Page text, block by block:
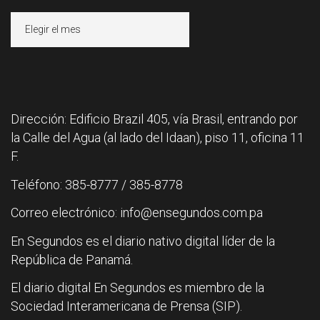
Dirección: Edificio Brazil 405, vía Brasil, entrando por
la Calle del Agua (al lado del Idaan), piso 11, oficina 11
F.
Teléfono: 385-8777 / 385-8778
Correo electrónico: info@ensegundos.com.pa
En Segundos es el diario nativo digital líder de la
República de Panamá.
El diario digital En Segundos es miembro de la
Sociedad Interamericana de Prensa (SIP).